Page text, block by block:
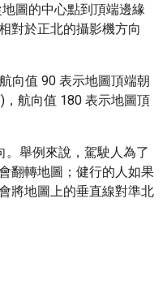
圖的中心點到頂端邊緣
對於正北的攝影機方向
向值 90 表示地圖頂端朝
航向值 180 表示地圖頂
。舉例來說，駕駛人為了
翻轉地圖；健行的人如果
將地圖上的垂直線對準北